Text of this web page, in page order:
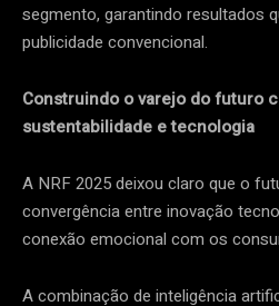
segmento, garantindo resultados
publicidade convencional.
Construindo o varejo do futuro
sustentabilidade e tecnologia
A NRF 2025 deixou claro que o
convergência entre inovação
conexão emocional com os
A combinação de inteligência